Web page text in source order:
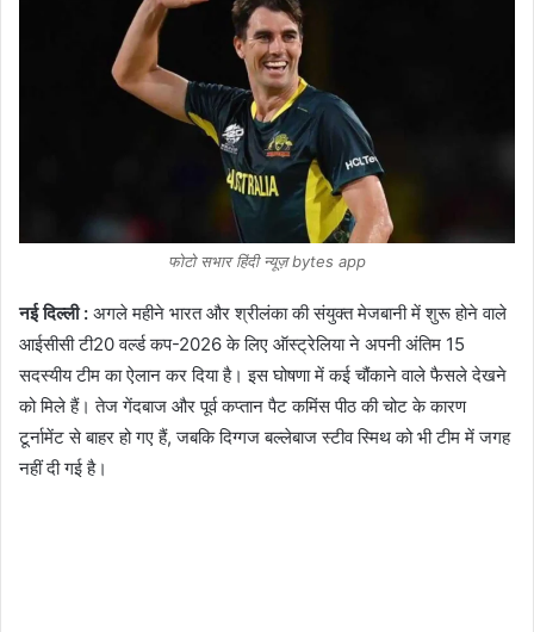
फोटो सभार हिंदी न्यूज़ bytes app
नई दिल्ली : अगले महीने भारत और श्रीलंका की संयुक्त मेजबानी में शुरू होने वाले
आईसीसी टी20 वर्ल्ड कप-2026 के लिए ऑस्ट्रेलिया ने अपनी अंतिम 15
सदस्यीय टीम का ऐलान कर दिया है। इस घोषणा में कई चौंकाने वाले फैसले देखने
को मिले हैं। तेज गेंदबाज और पूर्व कप्तान पैट कमिंस पीठ की चोट के कारण
टूर्नामेंट से बाहर हो गए हैं, जबकि दिग्गज बल्लेबाज स्टीव स्मिथ को भी टीम में जगह
नहीं दी गई है।